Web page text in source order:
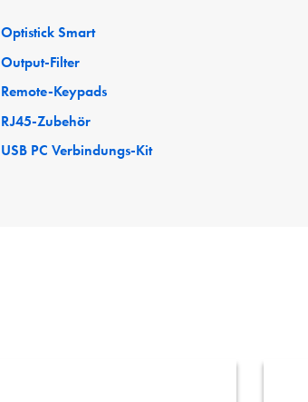
Optistick Smart
Output-Filter
Remote-Keypads
RJ45-Zubehör
USB PC Verbindungs-Kit